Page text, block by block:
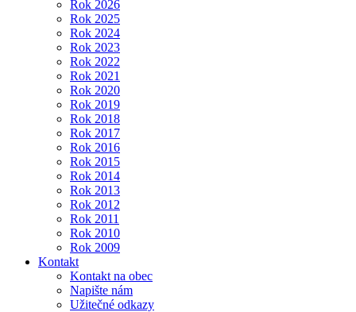
Rok 2026
Rok 2025
Rok 2024
Rok 2023
Rok 2022
Rok 2021
Rok 2020
Rok 2019
Rok 2018
Rok 2017
Rok 2016
Rok 2015
Rok 2014
Rok 2013
Rok 2012
Rok 2011
Rok 2010
Rok 2009
Kontakt
Kontakt na obec
Napište nám
Užitečné odkazy